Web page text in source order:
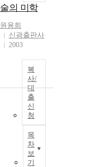
술의 미학
원융희
신광출판사
2003
복
사/
대
출
신
청
목
차
보
기